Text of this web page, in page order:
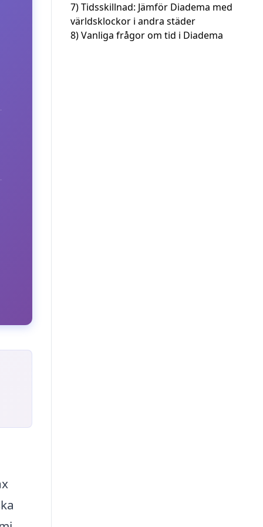
7)Tidsskillnad: Jämför Diadema med
världsklockor i andra städer
8)Vanliga frågor om tid i Diadema